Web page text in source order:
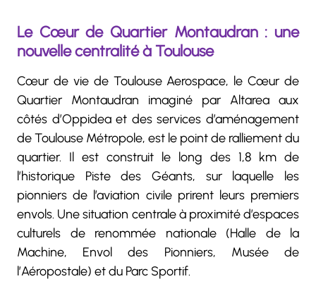
Le Cœur de Quartier Montaudran : une
nouvelle centralité à Toulouse
Cœur de vie de Toulouse Aerospace, le Cœur de
Quartier Montaudran imaginé par Altarea aux
côtés d’Oppidea et des services d’aménagement
de Toulouse Métropole, est le point de ralliement du
quartier. Il est construit le long des 1,8 km de
l’historique Piste des Géants, sur laquelle les
pionniers de l’aviation civile prirent leurs premiers
envols. Une situation centrale à proximité d’espaces
culturels de renommée nationale (Halle de la
Machine, Envol des Pionniers, Musée de
l’Aéropostale) et du Parc Sportif.